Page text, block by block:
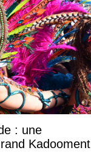
: une
Kadooment